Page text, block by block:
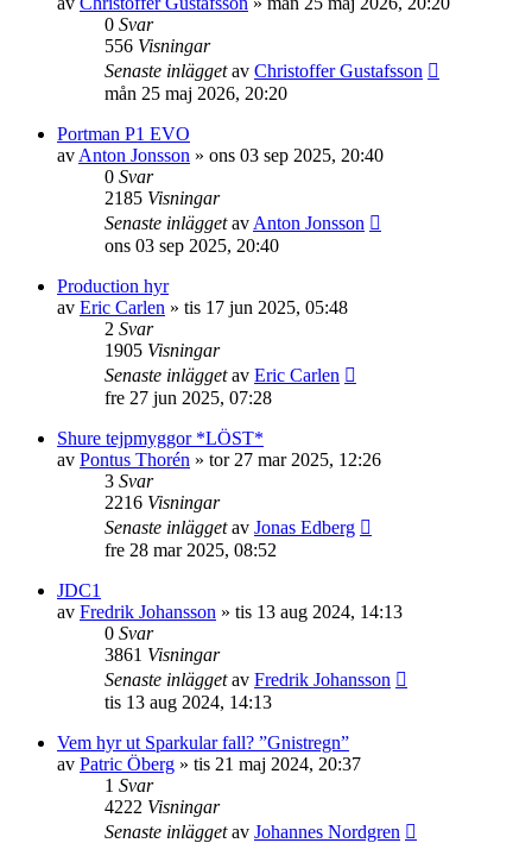
0 Svar
556 Visningar
Senaste inläggetav Christoffer Gustafsson
mån 25 maj 2026, 20:20
Portman P1 EVO
av Anton Jonsson » ons 03 sep 2025, 20:40
0 Svar
2185 Visningar
Senaste inläggetav Anton Jonsson
ons 03 sep 2025, 20:40
Production hyr
av Eric Carlen » tis 17 jun 2025, 05:48
2 Svar
1905 Visningar
Senaste inläggetav Eric Carlen
fre 27 jun 2025, 07:28
Shure tejpmyggor *LÖST*
av Pontus Thorén » tor 27 mar 2025, 12:26
3 Svar
2216 Visningar
Senaste inläggetav Jonas Edberg
fre 28 mar 2025, 08:52
JDC1
av Fredrik Johansson » tis 13 aug 2024, 14:13
0 Svar
3861 Visningar
Senaste inläggetav Fredrik Johansson
tis 13 aug 2024, 14:13
Vem hyr ut Sparkular fall? ”Gnistregn”
av Patric Öberg » tis 21 maj 2024, 20:37
1 Svar
4222 Visningar
Senaste inläggetav Johannes Nordgren